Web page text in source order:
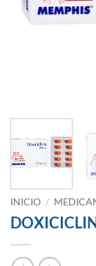
INICIO /